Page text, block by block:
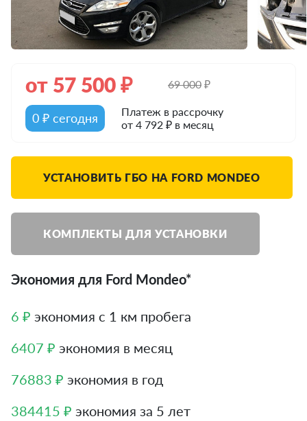
от 57 500₽ 69 000₽
0 ₽ сегодня
Платеж в рассрочку
от 4 792 ₽ в месяц
УСТАНОВИТЬ ГБО НА FORD MONDEO
КОМПЛЕКТЫ ДЛЯ УСТАНОВКИ
Экономия для Ford Mondeo*
6 ₽ экономия с 1 км пробега
6407 ₽ экономия в месяц
76883 ₽ экономия в год
384415 ₽ экономия за 5 лет